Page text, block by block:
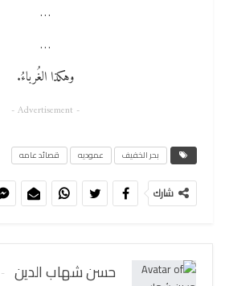
…
…
وهكذا الغُرباءُ.
- Advertisement -
بحر الخفيف عموديه قصائد عامه
شارك
حسن شهاب الدين